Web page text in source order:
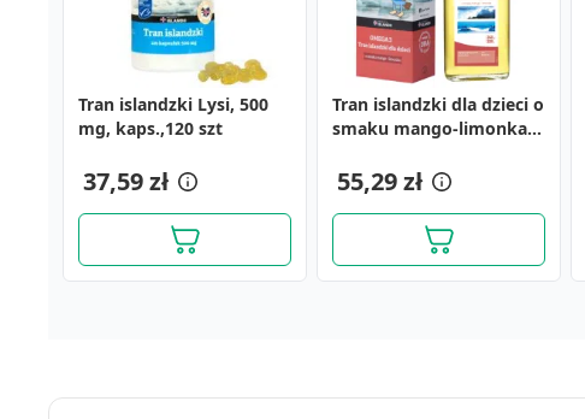
Tran islandzki Lysi, 500
mg, kaps.,120 szt
37,59 zł
Tran islandzki dla dzieci o
smaku mango-limonka,
55,29 zł
Głóg, tabletki
powlekane, 90 szt.
32,69 zł
Novocardia, kapsułki, 40
szt.
15,49 zł
Procto-Glyvenol Soft,
nawilżane chusteczki dla
szt.
Apirectal, maść z
kwasem hialuronowym i